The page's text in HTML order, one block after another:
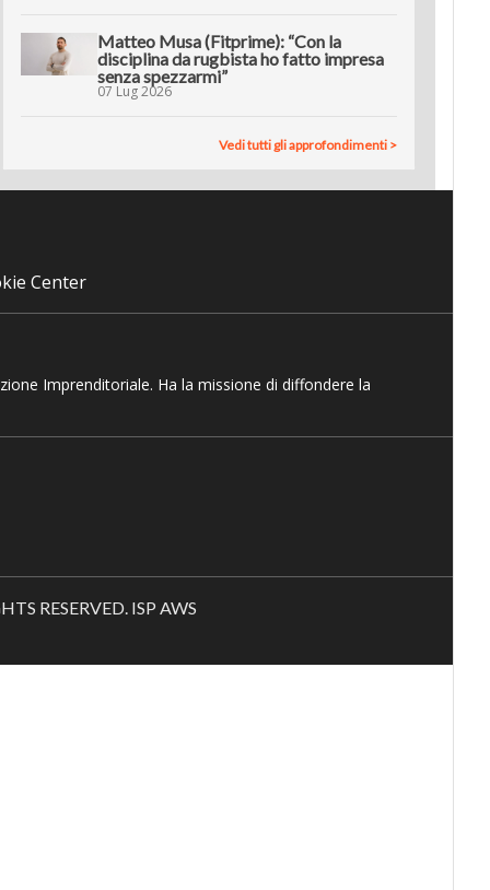
Matteo Musa (Fitprime): “Con la
disciplina da rugbista ho fatto impresa
senza spezzarmi”
07 Lug 2026
Vedi tutti gli approfondimenti >
Center
Imprenditoriale. Ha la missione di diffondere la
RESERVED. ISP AWS